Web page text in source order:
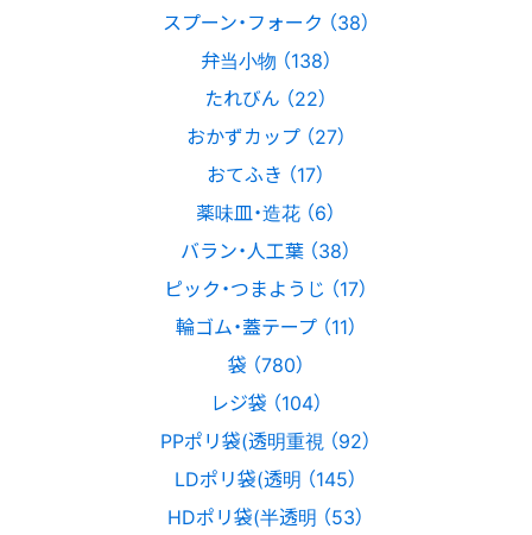
スプーン・フォーク （38）
弁当小物 （138）
たれびん （22）
おかずカップ （27）
おてふき （17）
薬味皿・造花 （6）
バラン・人工葉 （38）
ピック・つまようじ （17）
輪ゴム・蓋テープ （11）
袋 （780）
レジ袋 （104）
PPポリ袋(透明重視 （92）
LDポリ袋(透明 （145）
HDポリ袋(半透明 （53）